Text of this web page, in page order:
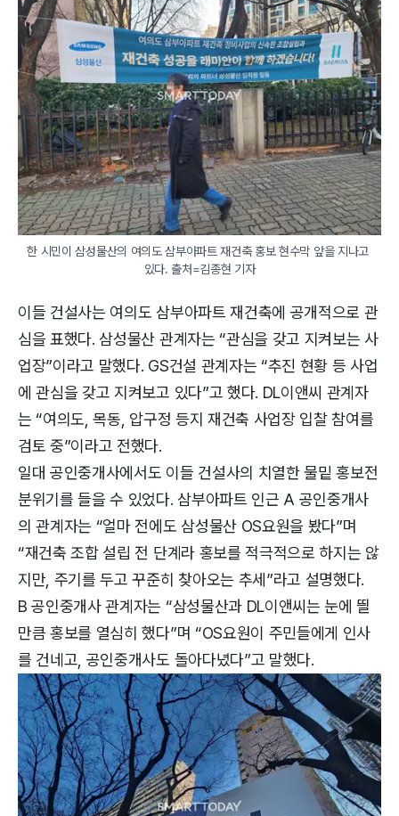
한 시민이 삼성물산의 여의도 삼부아파트 재건축 홍보 현수막 앞을 지나고
있다. 출처=김종현 기자
이들 건설사는 여의도 삼부아파트 재건축에 공개적으로 관
심을 표했다. 삼성물산 관계자는 “관심을 갖고 지켜보는 사
업장”이라고 말했다. GS건설 관계자는 “추진 현황 등 사업
에 관심을 갖고 지켜보고 있다”고 했다. DL이앤씨 관계자
는 “여의도, 목동, 압구정 등지 재건축 사업장 입찰 참여를
검토 중”이라고 전했다.
일대 공인중개사에서도 이들 건설사의 치열한 물밑 홍보전
분위기를 들을 수 있었다. 삼부아파트 인근 A 공인중개사
의 관계자는 “얼마 전에도 삼성물산 OS요원을 봤다”며
“재건축 조합 설립 전 단계라 홍보를 적극적으로 하지는 않
지만, 주기를 두고 꾸준히 찾아오는 추세”라고 설명했다.
B 공인중개사 관계자는 “삼성물산과 DL이앤씨는 눈에 띌
만큼 홍보를 열심히 했다”며 “OS요원이 주민들에게 인사
를 건네고, 공인중개사도 돌아다녔다”고 말했다.